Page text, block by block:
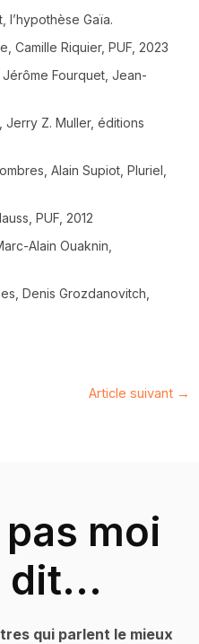
l’hypothèse Gaïa.
Camille Riquier, PUF, 2023
Fourquet, Jean-
Jerry Z. Muller, éditions
Alain Supiot, Pluriel,
PUF, 2012
Alain Ouaknin,
Denis Grozdanovitch,
Article suivant →
moi
dit...
qui parlent le mieux